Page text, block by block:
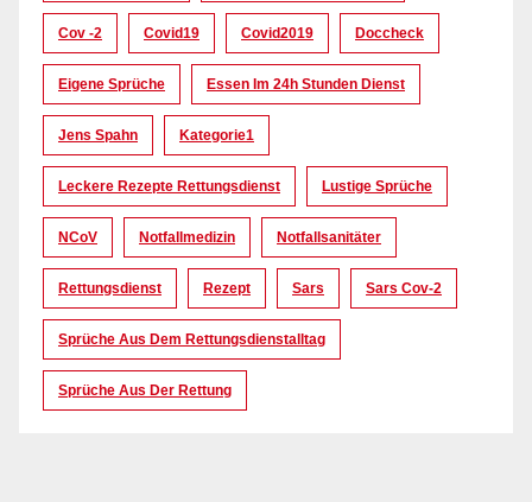
Cov -2 Covid19 Covid2019 Doccheck
Eigene Sprüche Essen Im 24h Stunden Dienst
Jens Spahn Kategorie1
Leckere Rezepte Rettungsdienst Lustige Sprüche
NCoV Notfallmedizin Notfallsanitäter
Rettungsdienst Rezept Sars Sars Cov-2
Sprüche Aus Dem Rettungsdienstalltag
Sprüche Aus Der Rettung